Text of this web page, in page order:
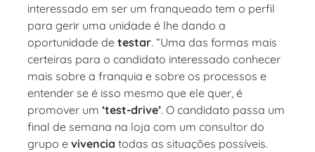
interessado em ser um franqueado tem o perfil
para gerir uma unidade é lhe dando a
oportunidade de testar. “Uma das formas mais
certeiras para o candidato interessado conhecer
mais sobre a franquia e sobre os processos e
entender se é isso mesmo que ele quer, é
promover um ‘test-drive’. O candidato passa um
final de semana na loja com um consultor do
grupo e vivencia todas as situações possíveis.